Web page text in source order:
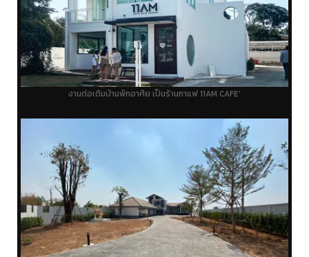
งานต่อเติมบ้านพักอาศัย เป็นร้านกาแฟ 11AM CAFE'